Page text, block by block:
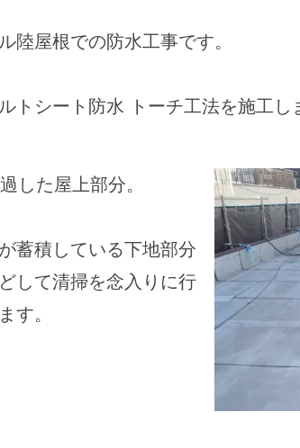
屋根での防水工事です。
トシート防水 トーチ工法を施工し
した屋上部分。
蓄積している下地部分
して清掃を念入りに行
す。